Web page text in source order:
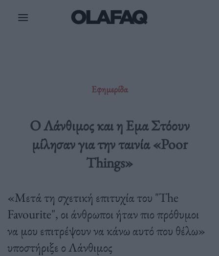
Εφημερίδα
Ο Λάνθιμος και η Εμα Στόουν
μίλησαν για την ταινία «Poor
Things»
«Μετά τη σχετική επιτυχία του "The
Favourite", οι άνθρωποι ήταν πιο πρόθυμοι
να μου επιτρέψουν να κάνω αυτό που θέλω»
υποστήριξε ο Λάνθιμος